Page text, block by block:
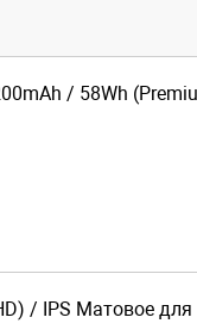
/ 58Wh
/ IPS Матовое для